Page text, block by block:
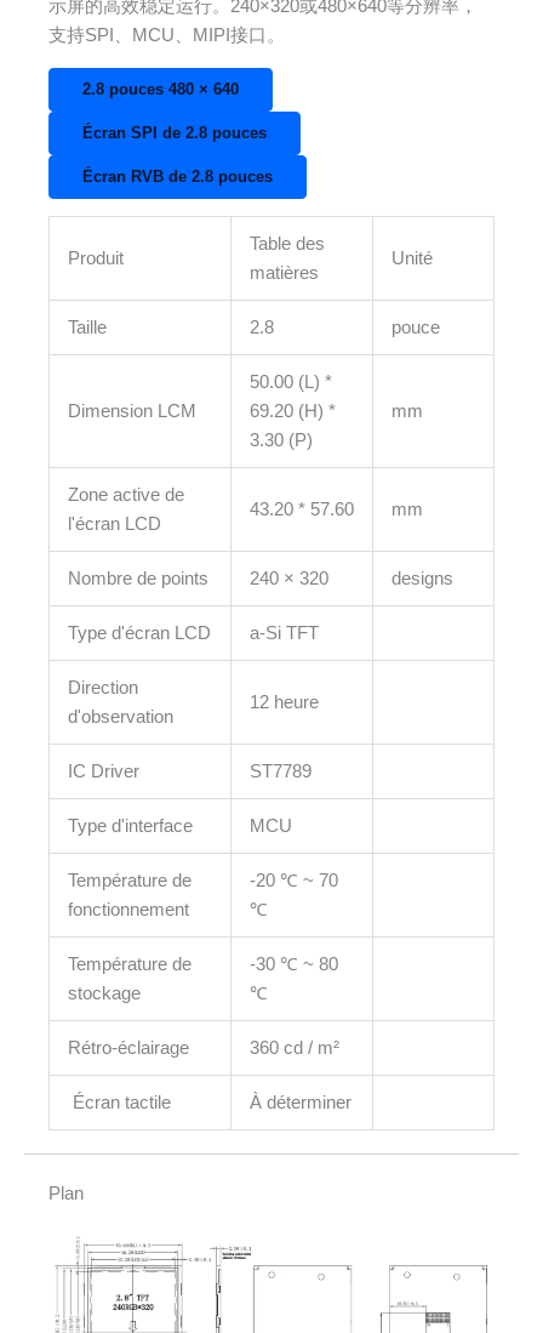
示屏的高效稳定运行。240×320或480×640等分辨率，
支持SPI、MCU、MIPI接口。
2.8 pouces 480 × 640
Écran SPI de 2.8 pouces
Écran RVB de 2.8 pouces
Produit
Table des
matières
Unité
Taille 2.8 pouce
Dimension LCM
50.00 (L) *
69.20 (H) *
3.30 (P)
mm
Zone active de
l'écran LCD
43.20 * 57.60 mm
Nombre de points 240 × 320 designs
Type d'écran LCD a-Si TFT
Direction
d'observation
12 heure
IC Driver ST7789
Type d'interface MCU
Température de
fonctionnement
-20 ℃ ~ 70
℃
Température de
stockage
-30 ℃ ~ 80
℃
Rétro-éclairage 360 cd / m²
Écran tactile À déterminer
Plan